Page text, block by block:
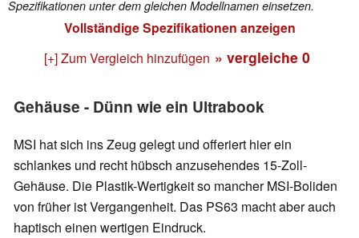
Spezifikationen unter dem gleichen Modellnamen einsetzen.
Vollständige Spezifikationen anzeigen
[+] Zum Vergleich hinzufügen » vergleiche 0
Gehäuse - Dünn wie ein Ultrabook
MSI hat sich ins Zeug gelegt und offeriert hier ein
schlankes und recht hübsch anzusehendes 15-Zoll-
Gehäuse. Die Plastik-Wertigkeit so mancher MSI-Boliden
von früher ist Vergangenheit. Das PS63 macht aber auch
haptisch einen wertigen Eindruck.